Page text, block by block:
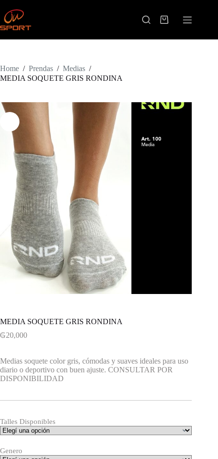
content
Shopping
Home / Prendas / Medias /
MEDIA SOQUETE GRIS RONDINA
MEDIA SOQUETE GRIS RONDINA
₲20,000
Medias soquete color gris, cómodas y suaves ideales para uso
diario o deportivo con buen ajuste. CONSULTAR POR
DISPONIBILIDAD
Talles Disponibles
Genero